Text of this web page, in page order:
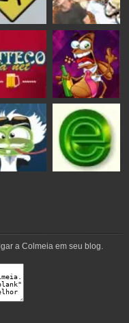
a Colmeia em seu blog.